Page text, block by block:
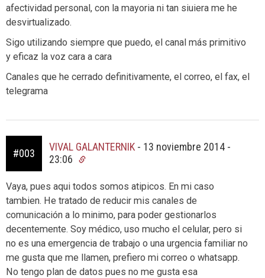
afectividad personal, con la mayoria ni tan siuiera me he
desvirtualizado.
Sigo utilizando siempre que puedo, el canal más primitivo
y eficaz la voz cara a cara
Canales que he cerrado definitivamente, el correo, el fax, el
telegrama
#003
VIVAL GALANTERNIK - 13 noviembre 2014 -
23:06
Vaya, pues aqui todos somos atipicos. En mi caso
tambien. He tratado de reducir mis canales de
comunicación a lo minimo, para poder gestionarlos
decentemente. Soy médico, uso mucho el celular, pero si
no es una emergencia de trabajo o una urgencia familiar no
me gusta que me llamen, prefiero mi correo o whatsapp.
No tengo plan de datos pues no me gusta esa